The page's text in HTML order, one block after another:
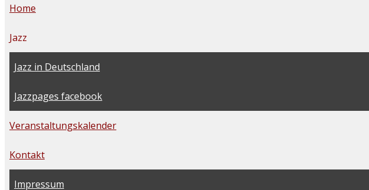
Home
Jazz
Jazz in Deutschland
Jazzpages facebook
Veranstaltungskalender
Kontakt
Impressum